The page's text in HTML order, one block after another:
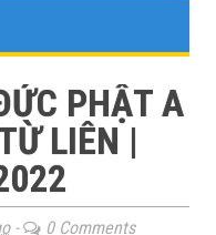
PHẬT A
LIÊN |
- 0 Comments